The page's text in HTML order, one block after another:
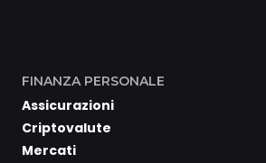
FINANZA PERSONALE
Assicurazioni
Criptovalute
Mercati